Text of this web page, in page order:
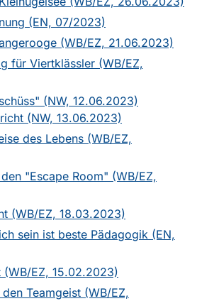
(EN, 07/2023)
(WB/EZ, 21.06.2023)
für Viertklässler (WB/EZ,
(NW, 12.06.2023)
(NW, 13.06.2023)
des Lebens (WB/EZ,
"Escape Room" (WB/EZ,
(WB/EZ, 18.03.2023)
sein ist beste Pädagogik (EN,
(WB/EZ, 15.02.2023)
Teamgeist (WB/EZ,